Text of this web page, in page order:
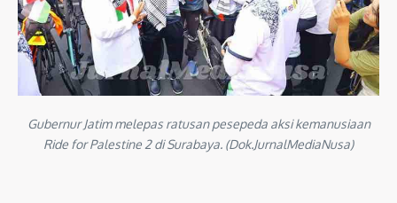
Gubernur Jatim melepas ratusan pesepeda aksi kemanusiaan
Ride for Palestine 2 di Surabaya. (Dok.JurnalMediaNusa)